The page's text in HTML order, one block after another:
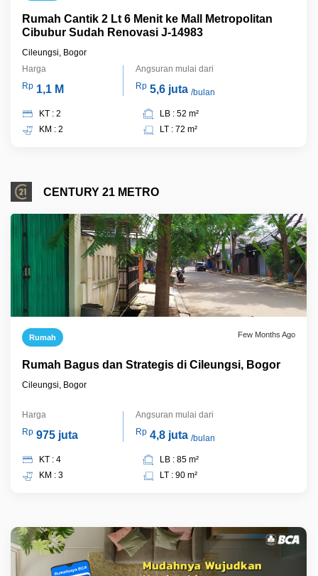
Rumah Cantik 2 Lt 6 Menit ke Mall Metropolitan
Cibubur Sudah Renovasi J-14983
Cileungsi, Bogor
Harga
Rp 1,1 M
Angsuran mulai dari
Rp 5,6 juta /bulan
KT : 2
KM : 2
LB : 52 m²
LT : 72 m²
CENTURY 21 METRO
Rumah Few Months Ago
Rumah Bagus dan Strategis di Cileungsi, Bogor
Cileungsi, Bogor
Harga
Rp 975 juta
Angsuran mulai dari
Rp 4,8 juta /bulan
KT : 4
KM : 3
LB : 85 m²
LT : 90 m²